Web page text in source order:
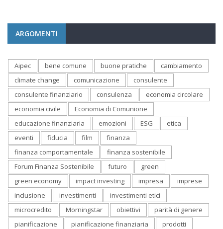
ARGOMENTI
Aipec bene comune buone pratiche
cambiamento
climate change
comunicazione
consulente
consulente finanziario
consulenza
economia circolare
economia civile
Economia di Comunione
educazione finanziaria
emozioni ESG
etica
eventi
fiducia film
finanza
finanza comportamentale
finanza sostenibile
Forum Finanza Sostenibile
futuro
green
green economy
impact investing impresa
imprese
inclusione
investimenti
investimenti etici
microcredito
Morningstar obiettivi
parità di genere
pianificazione
pianificazione finanziaria
prodotti